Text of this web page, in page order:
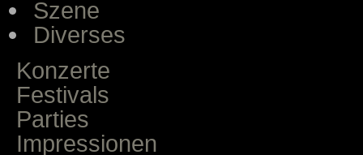
Szene
Diverses
Konzerte
Festivals
Parties
Impressionen